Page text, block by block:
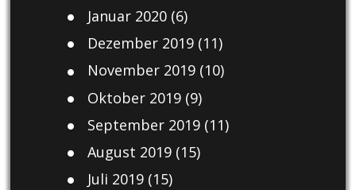
Januar 2020(6)
Dezember 2019(11)
November 2019(10)
Oktober 2019(9)
September 2019(11)
August 2019(15)
Juli 2019(15)